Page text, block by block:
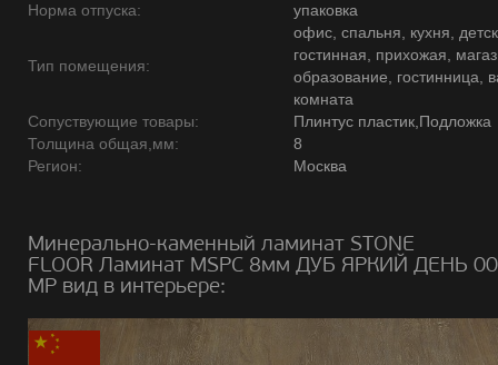
Норма отпуска:
упаковка
Тип помещения:
офис, спальня, кухня,
гостинная, прихожая,
образование, гостинница,
комната
Сопуствующие товары:
Плинтус пластик,Подложка
Толщина общая,мм:
8
Регион:
Москва
Минерально-каменный ламинат STONE
FLOOR Ламинат MSPC 8мм ДУБ ЯРКИЙ ДЕНЬ
MP вид в интерьере: